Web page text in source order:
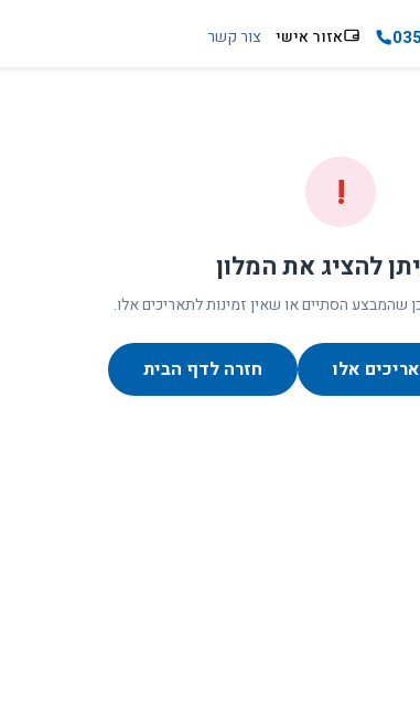
אזור אישי צור קשר
!
להציג את המלון
שהמבצע הסתיים או שאין זמינות לתאריכים אלו.
אלו חזרה לדף הבית